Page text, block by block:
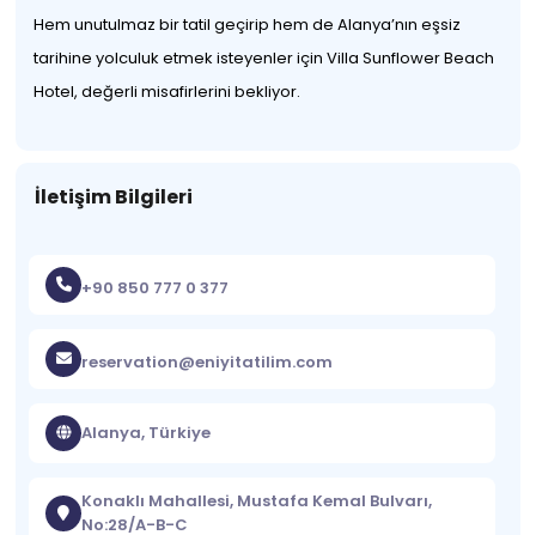
Hem unutulmaz bir tatil geçirip hem de Alanya’nın eşsiz
tarihine yolculuk etmek isteyenler için Villa Sunflower Beach
Hotel, değerli misafirlerini bekliyor.
İletişim Bilgileri
+90 850 777 0 377
reservation@eniyitatilim.com
Alanya, Türkiye
Konaklı Mahallesi, Mustafa Kemal Bulvarı,
No:28/A-B-C